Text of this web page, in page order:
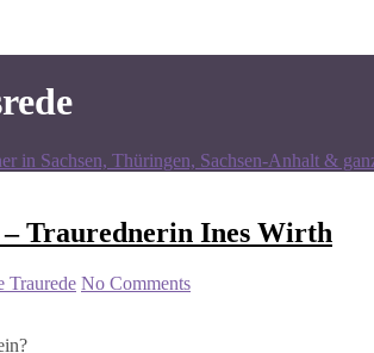
in Sachsen, Thüringen, Sachsen-Anhalt &
Traurednerin Ines Wirth
Traurede No Comments